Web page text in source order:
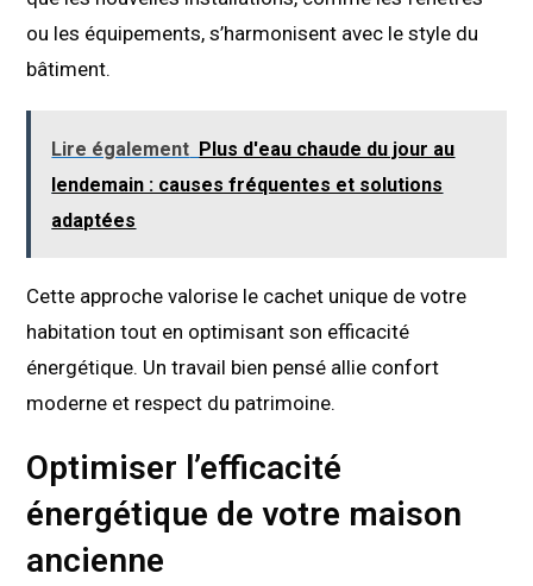
ou les équipements, s’harmonisent avec le style du
bâtiment.
Lire également Plus d'eau chaude du jour au
lendemain : causes fréquentes et solutions
adaptées
Cette approche valorise le cachet unique de votre
habitation tout en optimisant son efficacité
énergétique. Un travail bien pensé allie confort
moderne et respect du patrimoine.
Optimiser l’efficacité
énergétique de votre maison
ancienne